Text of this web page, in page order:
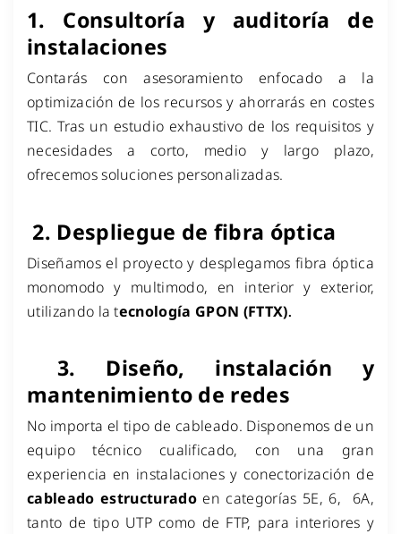
1. Consultoría y auditoría de
instalaciones
Contarás con asesoramiento enfocado a la
optimización de los recursos y ahorrarás en costes
TIC. Tras un estudio exhaustivo de los requisitos y
necesidades a corto, medio y largo plazo,
ofrecemos soluciones personalizadas.
2. Despliegue de fibra óptica
Diseñamos el proyecto y desplegamos fibra óptica
monomodo y multimodo, en interior y exterior,
utilizando la tecnología GPON (FTTX).
3. Diseño, instalación y
mantenimiento de redes
No importa el tipo de cableado. Disponemos de un
equipo técnico cualificado, con una gran
experiencia en instalaciones y conectorización de
cableado estructuradoen categorías 5E, 6, 6A,
tanto de tipo UTP como de FTP, para interiores y